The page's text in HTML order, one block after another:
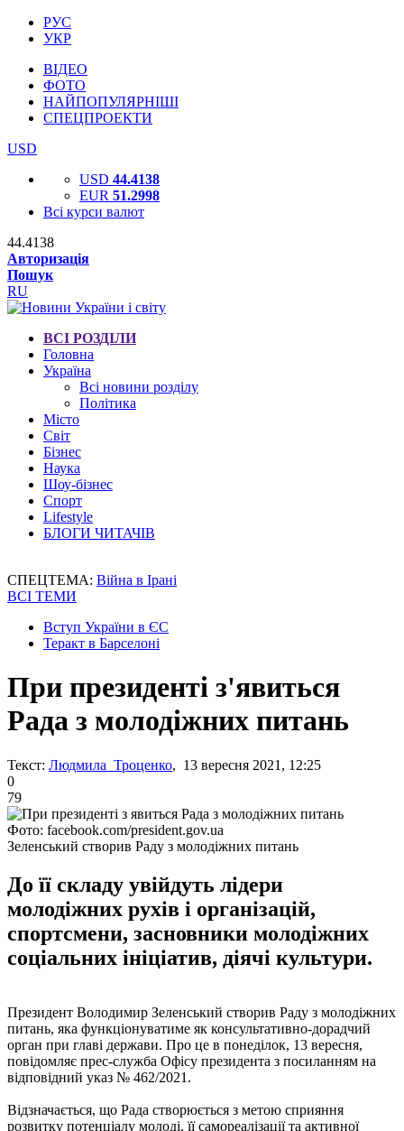
РУС
УКР
ВІДЕО
ФОТО
НАЙПОПУЛЯРНІШІ
СПЕЦПРОЕКТИ
USD
USD 44.4138
EUR 51.2998
Всі курси валют
44.4138
Авторизація
Пошук
RU
ВСІ РОЗДІЛИ
Головна
Україна
Всі новини розділу
Політика
Місто
Світ
Бізнес
Наука
Шоу-бізнес
Спорт
Lifestyle
БЛОГИ ЧИТАЧІВ
СПЕЦТЕМА: Війна в Ірані
ВСІ ТЕМИ
Вступ України в ЄС
Теракт в Барселоні
При президенті з'явиться
Рада з молодіжних питань
Текст: Людмила Троценко, 13 вересня 2021, 12:25
0
79
Фото: facebook.com/president.gov.ua
Зеленський створив Раду з молодіжних питань
До її складу увійдуть лідери
молодіжних рухів і організацій,
спортсмени, засновники молодіжних
соціальних ініціатив, діячі культури.
Президент Володимир Зеленський створив Раду з молодіжних
питань, яка функціонуватиме як консультативно-дорадчий
орган при главі держави. Про це в понеділок, 13 вересня,
повідомляє прес-служба Офісу президента з посиланням на
відповідний указ № 462/2021.
Відзначається, що Рада створюється з метою сприяння
розвитку потенціалу молоді, її самореалізації та активної